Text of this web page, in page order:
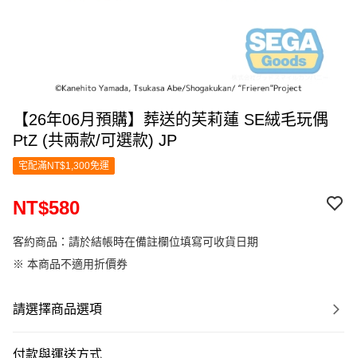
【26年06月預購】葬送的芙莉蓮 SE絨毛玩偶
PtZ (共兩款/可選款) JP
宅配滿NT$1,300免運
NT$580
客約商品：請於結帳時在備註欄位填寫可收貨日期
※ 本商品不適用折價券
請選擇商品選項
付款與運送方式